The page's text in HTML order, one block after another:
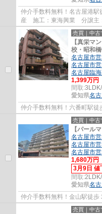
仲介手数料無料！名古屋港
産 施工：東海興業 分譲主
いた安心リフォーム物件です
売買｜中古
【真栄マ
校・昭和
名古屋市
名古屋市
名古屋臨
1,399万円
間取:
愛知県名
仲介手数料無料！六番町駅徒
売買｜中古
【パール
名古屋市
名古屋市
名古屋市
1,680万円
3月9日 値
間取:
愛知県名
仲介手数料無料！金山駅徒歩
売買｜中古